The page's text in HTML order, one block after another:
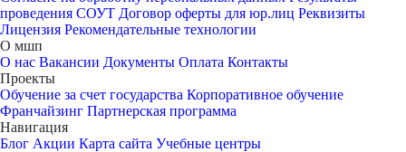
проведения СОУТ Договор оферты для юр.лиц Реквизиты
Лицензия Рекомендательные технологии
О мшп
О нас Вакансии Документы Оплата Контакты
Проекты
Обучение за счет государства Корпоративное обучение
Франчайзинг Партнерская программа
Навигация
Блог Акции Карта сайта Учебные центры